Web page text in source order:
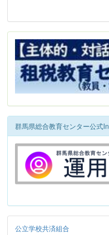
群馬県総合教育センター公式
公立学校共済組合